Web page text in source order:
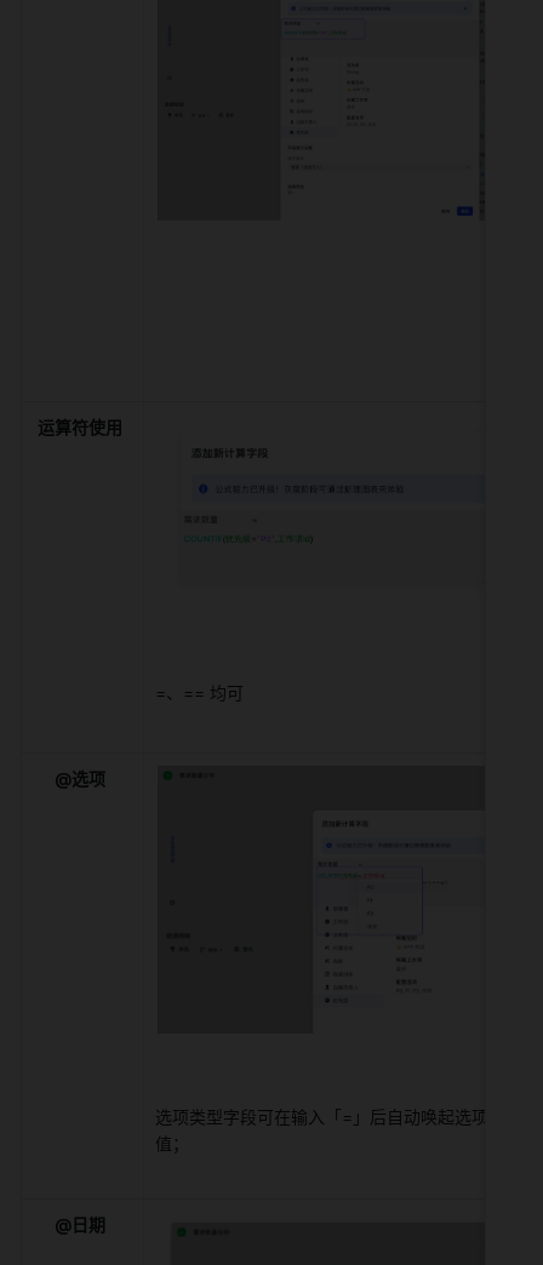
运算符使用
=、== 均可
@选项
选项类型字段可在输入「=」后自动唤起选项弹窗
值；
@日期